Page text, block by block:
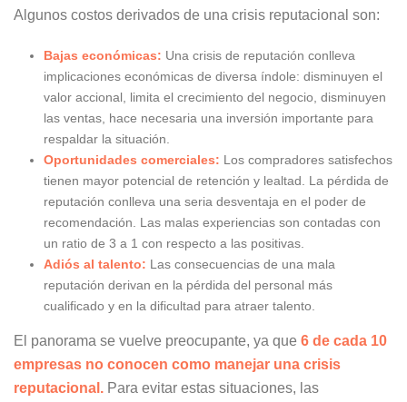
Algunos costos derivados de una crisis reputacional son:
Bajas económicas: Una crisis de reputación conlleva
implicaciones económicas de diversa índole: disminuyen el
valor accional, limita el crecimiento del negocio, disminuyen
las ventas, hace necesaria una inversión importante para
respaldar la situación.
Oportunidades comerciales: Los compradores satisfechos
tienen mayor potencial de retención y lealtad. La pérdida de
reputación conlleva una seria desventaja en el poder de
recomendación. Las malas experiencias son contadas con
un ratio de 3 a 1 con respecto a las positivas.
Adiós al talento: Las consecuencias de una mala
reputación derivan en la pérdida del personal más
cualificado y en la dificultad para atraer talento.
El panorama se vuelve preocupante, ya que 6 de cada 10
empresas no conocen como manejar una crisis
reputacional. Para evitar estas situaciones, las